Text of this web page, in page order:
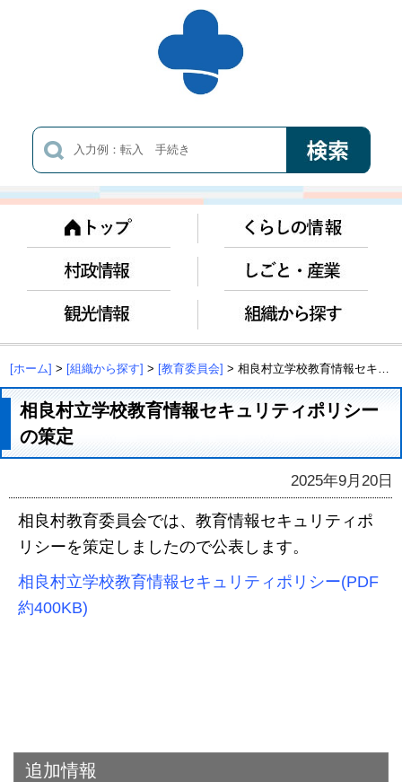
[ホーム] > [組織から探す] > [教育委員会] > 相良村立学校教育情報セキュリティポリシーの策定
相良村立学校教育情報セキュリティポリシー
の策定
2025年9月20日
相良村教育委員会では、教育情報セキュリティポ
リシーを策定しましたので公表します。
相良村立学校教育情報セキュリティポリシー(PDF
約400KB)
追加情報